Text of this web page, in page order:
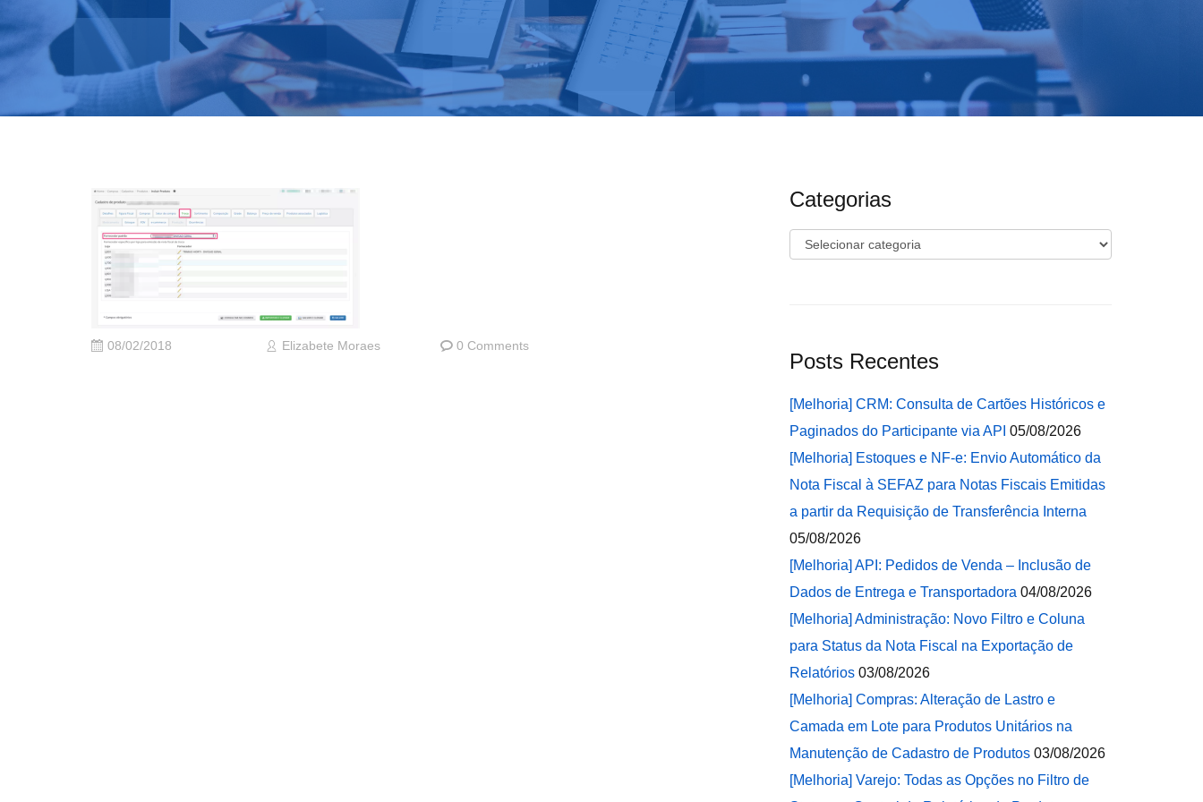
08/02/2018 Elizabete Moraes 0 Comments
Categorias
Categorias
Posts Recentes
[Melhoria] CRM: Consulta de Cartões Históricos e
Paginados do Participante via API 05/08/2026
[Melhoria] Estoques e NF-e: Envio Automático da
Nota Fiscal à SEFAZ para Notas Fiscais Emitidas
a partir da Requisição de Transferência Interna
05/08/2026
[Melhoria] API: Pedidos de Venda – Inclusão de
Dados de Entrega e Transportadora 04/08/2026
[Melhoria] Administração: Novo Filtro e Coluna
para Status da Nota Fiscal na Exportação de
Relatórios 03/08/2026
[Melhoria] Compras: Alteração de Lastro e
Camada em Lote para Produtos Unitários na
Manutenção de Cadastro de Produtos 03/08/2026
[Melhoria] Varejo: Todas as Opções no Filtro de